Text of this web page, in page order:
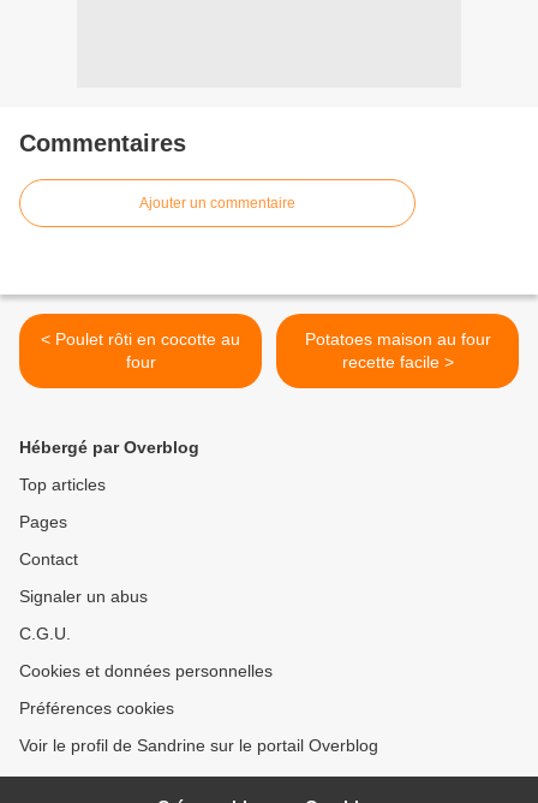
Commentaires
Ajouter un commentaire
< Poulet rôti en cocotte au
four
Potatoes maison au four
recette facile >
Hébergé par Overblog
Top articles
Pages
Contact
Signaler un abus
C.G.U.
Cookies et données personnelles
Préférences cookies
Voir le profil de Sandrine sur le portail Overblog